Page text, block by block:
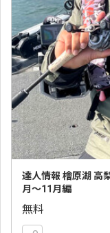
達人情報 檜原湖 高
月〜11月編
無料